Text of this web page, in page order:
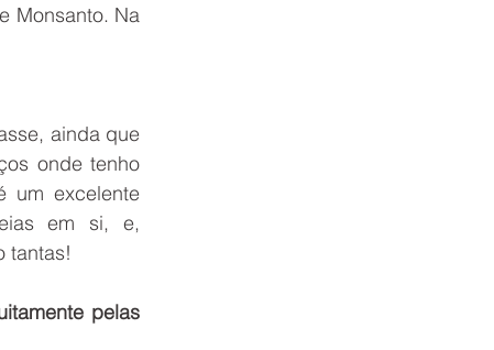
Monsanto. Na
ainda que
onde tenho
um excelente
em si, e,
tantas!
pelas